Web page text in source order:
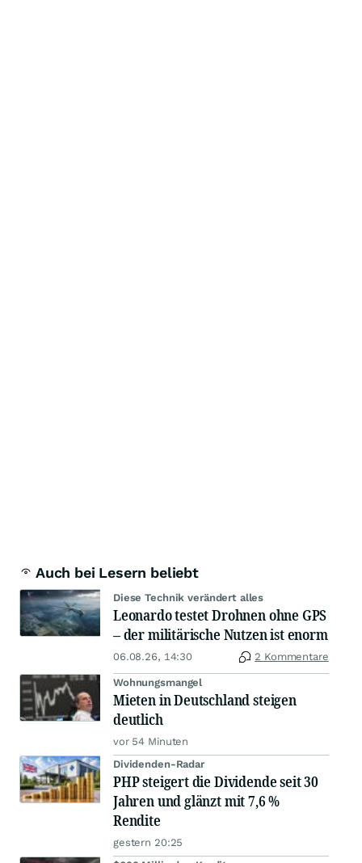
Auch bei Lesern beliebt
Diese Technik verändert alles
Leonardo testet Drohnen ohne GPS
– der militärische Nutzen ist enorm
06.08.26, 14:30 2 Kommentare
Wohnungsmangel
Mieten in Deutschland steigen
deutlich
vor 54 Minuten
Dividenden-Radar
PHP steigert die Dividende seit 30
Jahren und glänzt mit 7,6 %
Rendite
gestern 20:25